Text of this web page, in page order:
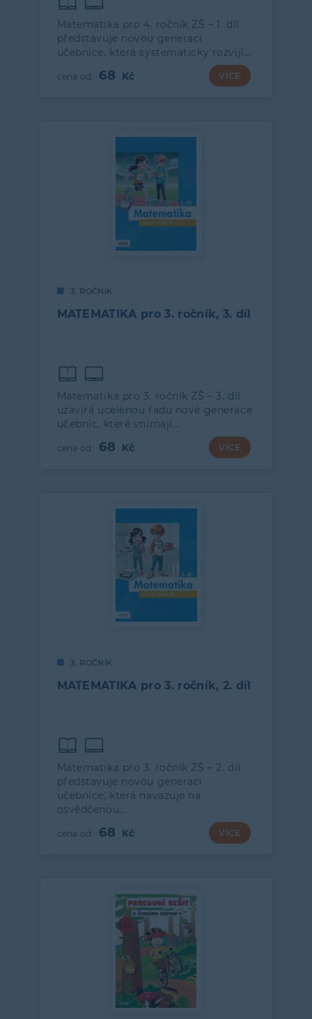
Matematika pro 4. ročník ZŠ – 1. díl
představuje novou generaci
učebnice, která systematicky rozvíjí…
68 VÍCE
3. ROČNÍK
MATEMATIKA pro 3. ročník, 3. díl
Matematika pro 3. ročník ZŠ – 3. díl
uzavírá ucelenou řadu nové generace
učebnic, které vnímají…
68 VÍCE
3. ROČNÍK
MATEMATIKA pro 3. ročník, 2. díl
Matematika pro 3. ročník ZŠ – 2. díl
představuje novou generaci
učebnice, která navazuje na
osvědčenou…
68 VÍCE